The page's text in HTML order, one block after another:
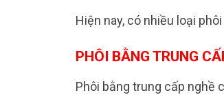
Hiện nay, có nhiều loại
PHÔI BẰNG TRUNG
Phôi bằng trung cấp nghề